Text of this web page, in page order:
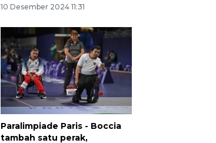
10 Desember 2024 11:31
Paralimpiade Paris - Boccia
tambah satu perak,